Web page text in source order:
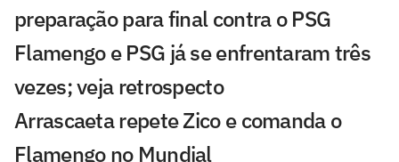
preparação para final contra o PSG
Flamengo e PSG já se enfrentaram três
vezes; veja retrospecto
Arrascaeta repete Zico e comanda o
Flamengo no Mundial